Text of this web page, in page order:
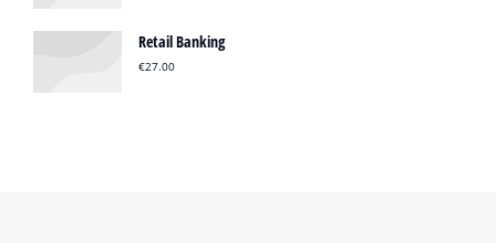
Retail Banking
€27.00